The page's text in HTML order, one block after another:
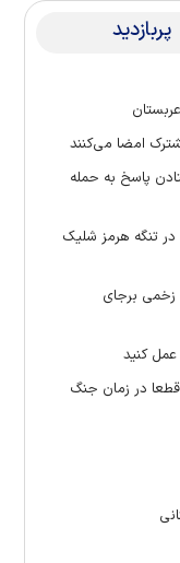
پربازدید
امضا می‌کنند
پاسخ به حمله
در تنگه هرمز شلیک
انفجار اتوبوس در حومه دمشق ۲ کشته و ۱۳ زخمی برجای
عمل کنید
در زمان جنگ